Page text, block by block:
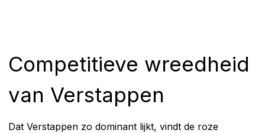
Competitieve wreedheid
van Verstappen
Dat Verstappen zo dominant lijkt, vindt de roze